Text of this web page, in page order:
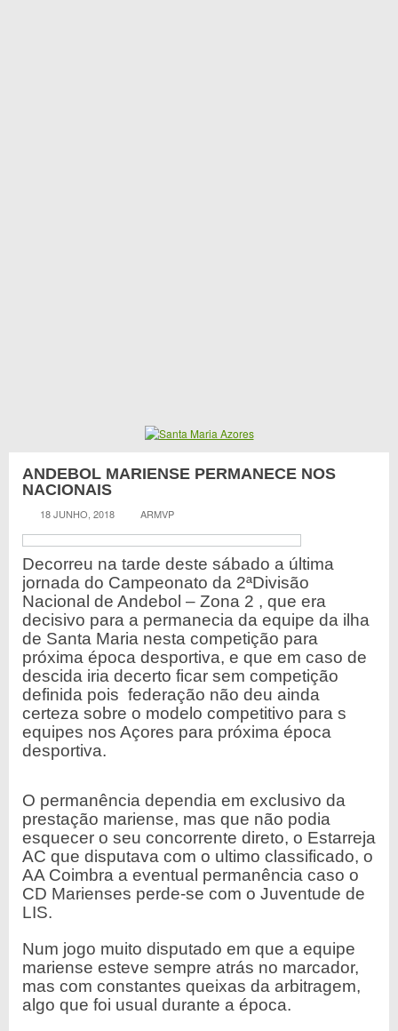
ANDEBOL MARIENSE PERMANECE NOS
NACIONAIS
18 JUNHO, 2018 ARMVP
Decorreu na tarde deste sábado a última
jornada do Campeonato da 2ªDivisão
Nacional de Andebol – Zona 2 , que era
decisivo para a permanecia da equipe da ilha
de Santa Maria nesta competição para
próxima época desportiva, e que em caso de
descida iria decerto ficar sem competição
definida pois federação não deu ainda
certeza sobre o modelo competitivo para s
equipes nos Açores para próxima época
desportiva.
O permanência dependia em exclusivo da
prestação mariense, mas que não podia
esquecer o seu concorrente direto, o Estarreja
AC que disputava com o ultimo classificado, o
AA Coimbra a eventual permanência caso o
CD Marienses perde-se com o Juventude de
LIS.
Num jogo muito disputado em que a equipe
mariense esteve sempre atrás no marcador,
mas com constantes queixas da arbitragem,
algo que foi usual durante a época.